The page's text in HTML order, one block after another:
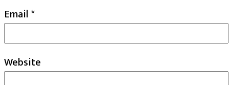
Email*
Website